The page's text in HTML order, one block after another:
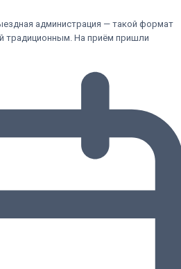
администрация — такой формат
традиционным. На приём пришли